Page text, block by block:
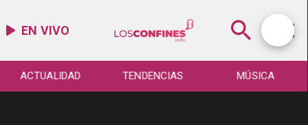
EN VIVO
ACTUALIDAD TENDENCIAS MÚSICA